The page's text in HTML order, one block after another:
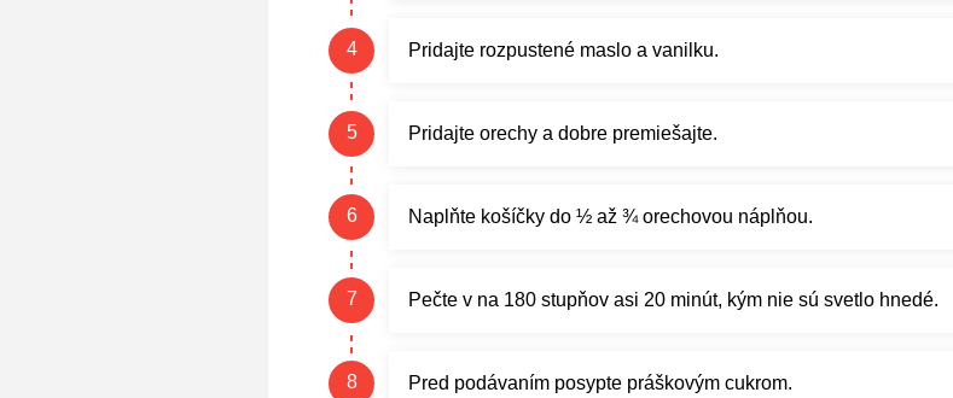
Pridajte rozpustené maslo a vanilku.
Pridajte orechy a dobre premiešajte.
Naplňte košíčky do ½ až ¾ orechovou náplňou.
Pečte v na 180 stupňov asi 20 minút, kým nie sú svetlo hnedé.
Pred podávaním posypte práškovým cukrom.